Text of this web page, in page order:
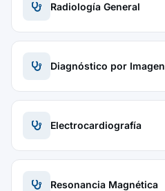
Radiología General
Diagnóstico por Imagen
Electrocardiografía
Resonancia Magnética